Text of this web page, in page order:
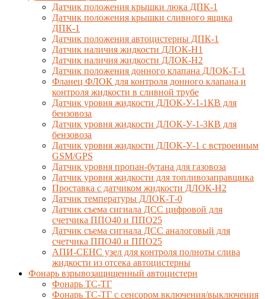
Датчик положения крышки люка ДПК-1
Датчик положения крышки сливного ящика
ДПК-1
Датчик положения автоцистерны ДПК-1
Датчик наличия жидкости ДЛОК-Н1
Датчик наличия жидкости ДЛОК-Н2
Датчик положения донного клапана ДЛОК-Т-1
Фланец ФЛОК для контроля донного клапана и
контроля жидкости в сливной трубе
Датчик уровня жидкости ДЛОК-У-1-1КВ для
бензовоза
Датчик уровня жидкости ДЛОК-У-1-3КВ для
бензовоза
Датчик уровня жидкости ДЛОК-У-1 с встроенным
GSM/GPS
Датчик уровня пропан-бутана для газовоза
Датчик уровня жидкости для топливозаправщика
Проставка с датчиком жидкости ДЛОК-Н2
Датчик температуры ДЛОК-Т-0
Датчик съема сигнала ДСС цифровой для
счетчика ППО40 и ППО25
Датчик съема сигнала ДСС аналоговый для
счетчика ППО40 и ППО25
АПИ-СЕНС узел для контроля полноты слива
жидкости из отсека автоцистерны
Фонарь взрывозащищенный автоцистерн
Фонарь ТС-ТГ
Фонарь ТС-ТГ с сенсором включения/выключения